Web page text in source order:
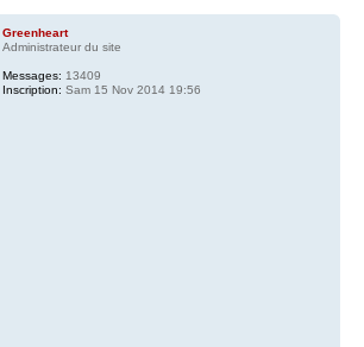
Greenheart
Administrateur du site
Messages: 13409
Inscription: Sam 15 Nov 2014 19:56